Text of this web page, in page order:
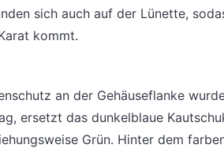
sich auch auf der Lünette,
kommt.
an der Gehäuseflanke
ersetzt das dunkelblaue
Grün. Hinter dem